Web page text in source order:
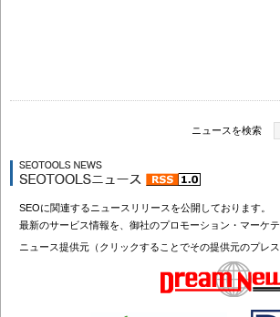
ニュースを検索
SEOに関連するニュースリリースを公開しております。
最新のサービス情報を、御社のプロモーション・マーケ
ニュース提供元（クリックすることでその提供元のプレ